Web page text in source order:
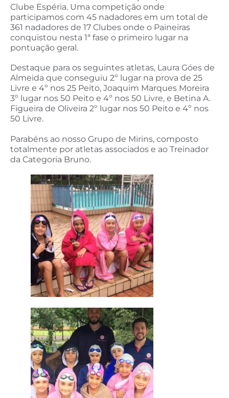
Clube Espéria. Uma competição onde
participamos com 45 nadadores em um total de
361 nadadores de 17 Clubes onde o Paineiras
conquistou nesta 1ª fase o primeiro lugar na
pontuação geral.
Destaque para os seguintes atletas, Laura Góes de
Almeida que conseguiu 2º lugar na prova de 25
Livre e 4º nos 25 Peito, Joaquim Marques Moreira
3º lugar nos 50 Peito e 4º nos 50 Livre, e Betina A.
Figueira de Oliveira 2º lugar nos 50 Peito e 4º nos
50 Livre.
Parabéns ao nosso Grupo de Mirins, composto
totalmente por atletas associados e ao Treinador
da Categoria Bruno.